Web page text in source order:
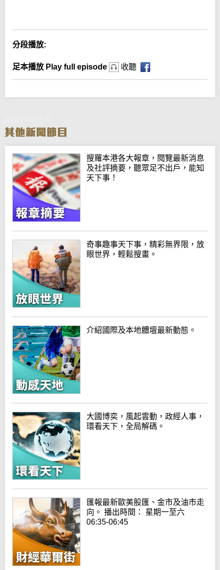
分段播放:
足本播放 Play full episode 收聽
搜羅本港各大報章，閱覽最新消息
及社評摘要，聽眾足不出戶，能知
天下事！
奇事趣事天下事，精彩無界限，放
眼世界，輕鬆搜畫。
介紹國際及本地體壇最新動態。
大國博奕，風起雲動，政經人事，
環看天下，全局解碼。
匯報最新歐美股匯、金市及油市走
向。 播出時間： 星期一至六
06:35-06:45